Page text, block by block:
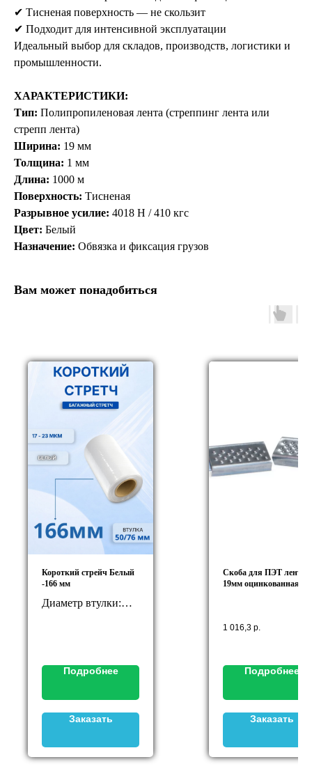
✔ Тисненая поверхность — не скользит
✔ Подходит для интенсивной эксплуатации
Идеальный выбор для складов, производств, логистики и
промышленности.
ХАРАКТЕРИСТИКИ:
Тип: Полипропиленовая лента (стреппинг лента или
стрепп лента)
Ширина: 19 мм
Толщина: 1 мм
Длина: 1000 м
Поверхность: Тисненая
Разрывное усилие: 4018 Н / 410 кгс
Цвет: Белый
Назначение: Обвязка и фиксация грузов
Вам может понадобиться
Короткий стрейч Белый
-166 мм
Диаметр втулки:
Подробнее
Заказать
Скоба для ПЭТ ленты
19мм оцинкованная
1 016,3 р.
Подробнее
Заказать